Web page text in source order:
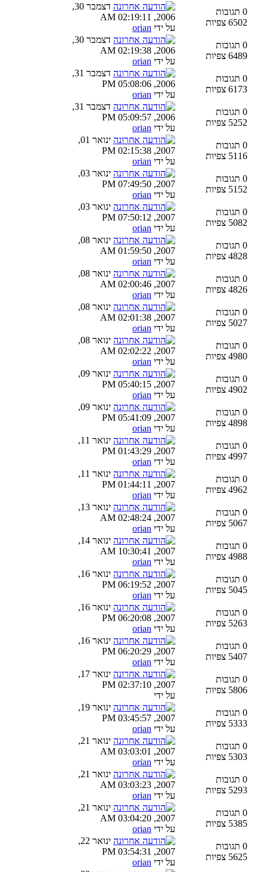
0 תגובות
6502 צפיות
דצמבר 30,
2006, 02:19:11 AM
על ידי orian
0 תגובות
6489 צפיות
דצמבר 30,
2006, 02:19:38 AM
על ידי orian
0 תגובות
6173 צפיות
דצמבר 31,
2006, 05:08:06 PM
על ידי orian
0 תגובות
5252 צפיות
דצמבר 31,
2006, 05:09:57 PM
על ידי orian
0 תגובות
5116 צפיות
ינואר 01,
2007, 02:15:38 PM
על ידי orian
0 תגובות
5152 צפיות
ינואר 03,
2007, 07:49:50 PM
על ידי orian
0 תגובות
5082 צפיות
ינואר 03,
2007, 07:50:12 PM
על ידי orian
0 תגובות
4828 צפיות
ינואר 08,
2007, 01:59:50 AM
על ידי orian
0 תגובות
4826 צפיות
ינואר 08,
2007, 02:00:46 AM
על ידי orian
0 תגובות
5027 צפיות
ינואר 08,
2007, 02:01:38 AM
על ידי orian
0 תגובות
4980 צפיות
ינואר 08,
2007, 02:02:22 AM
על ידי orian
0 תגובות
4902 צפיות
ינואר 09,
2007, 05:40:15 PM
על ידי orian
0 תגובות
4898 צפיות
ינואר 09,
2007, 05:41:09 PM
על ידי orian
0 תגובות
4997 צפיות
ינואר 11,
2007, 01:43:29 PM
על ידי orian
0 תגובות
4962 צפיות
ינואר 11,
2007, 01:44:11 PM
על ידי orian
0 תגובות
5067 צפיות
ינואר 13,
2007, 02:48:24 AM
על ידי orian
0 תגובות
4988 צפיות
ינואר 14,
2007, 10:30:41 AM
על ידי orian
0 תגובות
5045 צפיות
ינואר 16,
2007, 06:19:52 PM
על ידי orian
0 תגובות
5263 צפיות
ינואר 16,
2007, 06:20:08 PM
על ידי orian
0 תגובות
5407 צפיות
ינואר 16,
2007, 06:20:29 PM
על ידי orian
0 תגובות
5806 צפיות
ינואר 17,
2007, 02:37:10 PM
על ידי
0 תגובות
5333 צפיות
ינואר 19,
2007, 03:45:57 PM
על ידי orian
0 תגובות
5303 צפיות
ינואר 21,
2007, 03:03:01 AM
על ידי orian
0 תגובות
5293 צפיות
ינואר 21,
2007, 03:03:23 AM
על ידי orian
0 תגובות
5385 צפיות
ינואר 21,
2007, 03:04:20 AM
על ידי orian
0 תגובות
5625 צפיות
ינואר 22,
2007, 03:54:31 PM
על ידי orian